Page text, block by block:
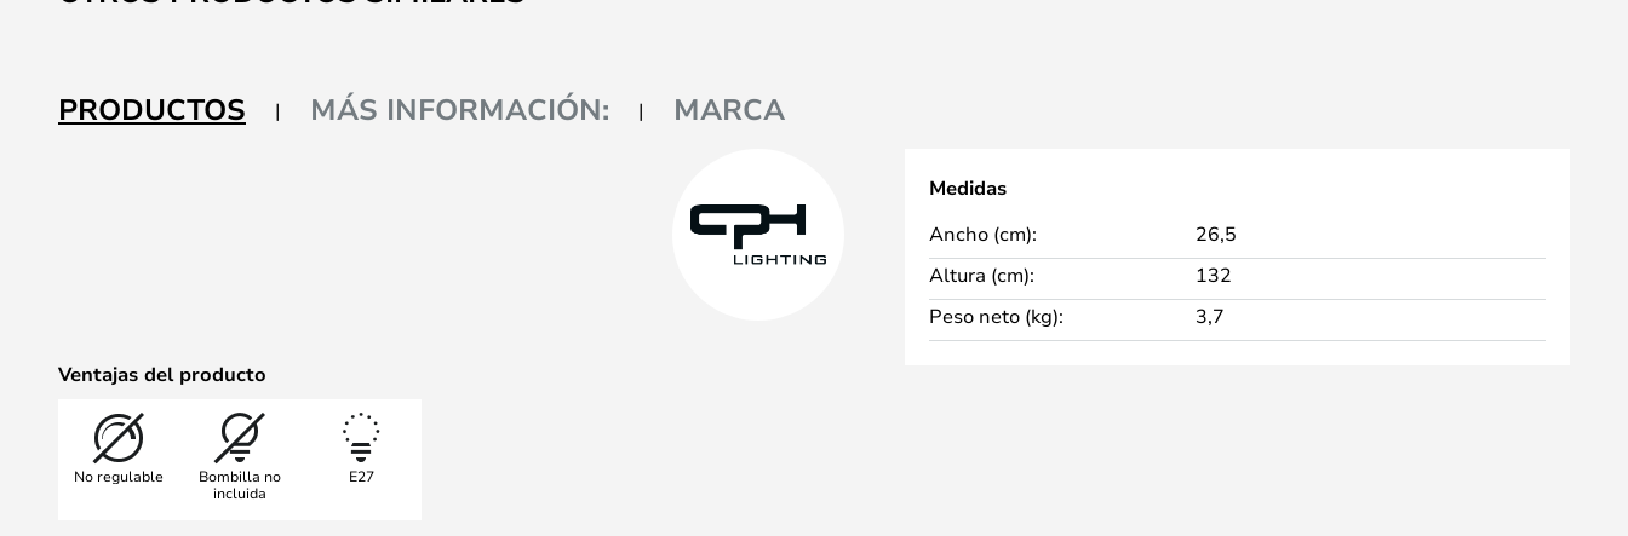
comienzo
galería
de
PRODUCTOS MÁS INFORMACIÓN: MARCA
Ventajas del producto
No regulable
Bombilla no
incluida
E27
Medidas
Ancho (cm):
26,5
Altura (cm):
132
Peso neto (kg):
3,7